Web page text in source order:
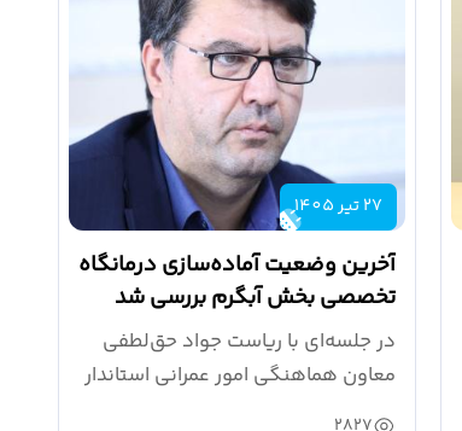
27 تیر 1405
آخرین وضعیت آماده‌سازی درمانگاه
تخصصی بخش آبگرم بررسی شد
در جلسه‌ای با ریاست جواد حق‌لطفی
معاون هماهنگی امور عمرانی استاندار
و با حضور...